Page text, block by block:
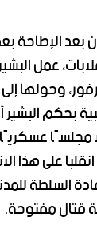
الإطاحة
عمل
وحولها
عسكريًا
قتال مفتوحة.